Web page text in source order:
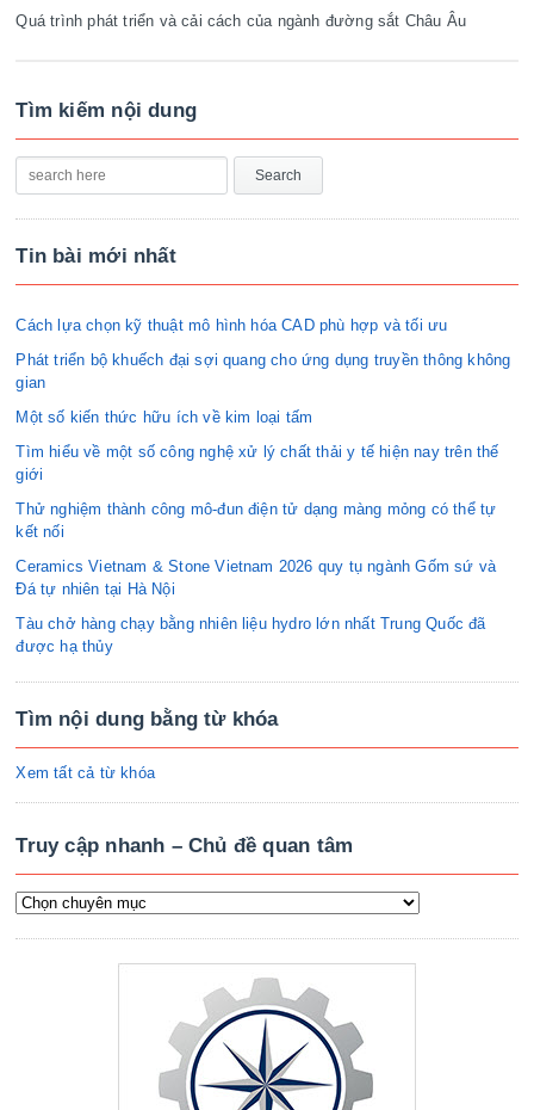
Quá trình phát triển và cải cách của ngành đường sắt Châu Âu
Tìm kiếm nội dung
Tin bài mới nhất
Cách lựa chọn kỹ thuật mô hình hóa CAD phù hợp và tối ưu
Phát triển bộ khuếch đại sợi quang cho ứng dụng truyền thông không
gian
Một số kiến thức hữu ích về kim loại tấm
Tìm hiểu về một số công nghệ xử lý chất thải y tế hiện nay trên thế
giới
Thử nghiệm thành công mô-đun điện tử dạng màng mỏng có thể tự
kết nối
Ceramics Vietnam & Stone Vietnam 2026 quy tụ ngành Gốm sứ và
Đá tự nhiên tại Hà Nội
Tàu chở hàng chạy bằng nhiên liệu hydro lớn nhất Trung Quốc đã
được hạ thủy
Tìm nội dung bằng từ khóa
Xem tất cả từ khóa
Truy cập nhanh – Chủ đề quan tâm